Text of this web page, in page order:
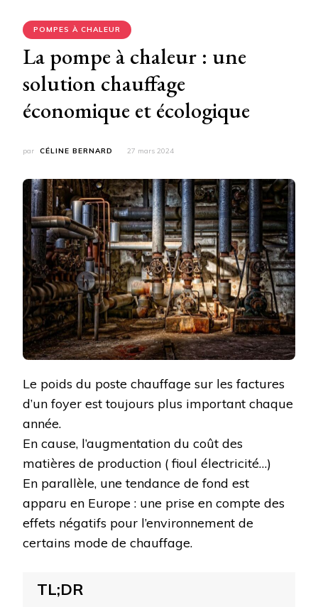
POMPES À CHALEUR
La pompe à chaleur : une
solution chauffage
économique et écologique
par CÉLINE BERNARD 27 mars 2024
Le poids du poste chauffage sur les factures
d’un foyer est toujours plus important chaque
année.
En cause, l’augmentation du coût des
matières de production ( fioul électricité…)
En parallèle, une tendance de fond est
apparu en Europe : une prise en compte des
effets négatifs pour l’environnement de
certains mode de chauffage.